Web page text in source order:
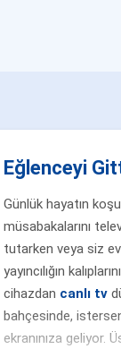
Eğlenceyi
Günlük hayatın
müsabakalarını
tutarken veya siz
yayıncılığın
cihazdan canlı tv
bahçesinde,
ekranınıza geliyor.